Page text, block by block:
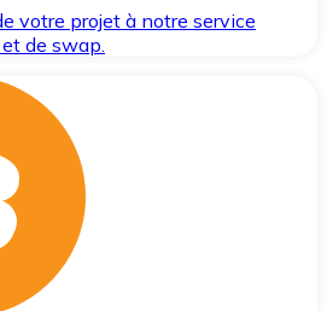
votre projet à notre service
de swap.